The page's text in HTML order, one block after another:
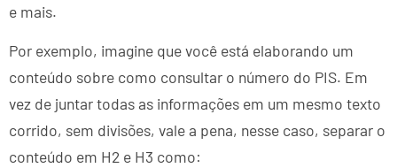
e mais.
Por exemplo, imagine que você está elaborando um
conteúdo sobre como consultar o número do PIS. Em
vez de juntar todas as informações em um mesmo texto
corrido, sem divisões, vale a pena, nesse caso, separar o
conteúdo em H2 e H3 como: